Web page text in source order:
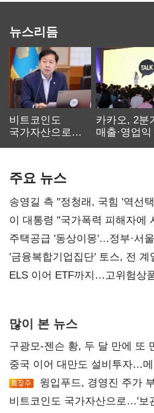
뉴스리듬
비트코인도
국가자산으로…'
카카오, 2분
매출·영업익
주요 뉴스
송영길 측 "정청래, 국힘 '역선
총선 지휘 못해"
이 대통령 "국가폭력 피해자에
진실 밝혀야"
주택공급 '동상이몽'…정부·서
'금융복합기업집단' 토스, 전 계
ELS 이어 ETF까지…고위험상
많이 본 뉴스
구광모-젠슨 황, 두 달 만에 또
중국 이어 대만도 설비투자…메
윙입푸드, 경영진 주가
비트코인도 국가자산으로…'보